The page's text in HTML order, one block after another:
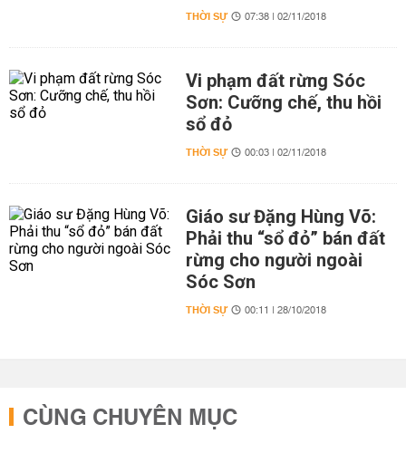
THỜI SỰ 07:38 | 02/11/2018
Vi phạm đất rừng Sóc
Sơn: Cưỡng chế, thu hồi
sổ đỏ
THỜI SỰ 00:03 | 02/11/2018
Giáo sư Đặng Hùng Võ:
Phải thu “sổ đỏ” bán đất
rừng cho người ngoài
Sóc Sơn
THỜI SỰ 00:11 | 28/10/2018
CÙNG CHUYÊN MỤC